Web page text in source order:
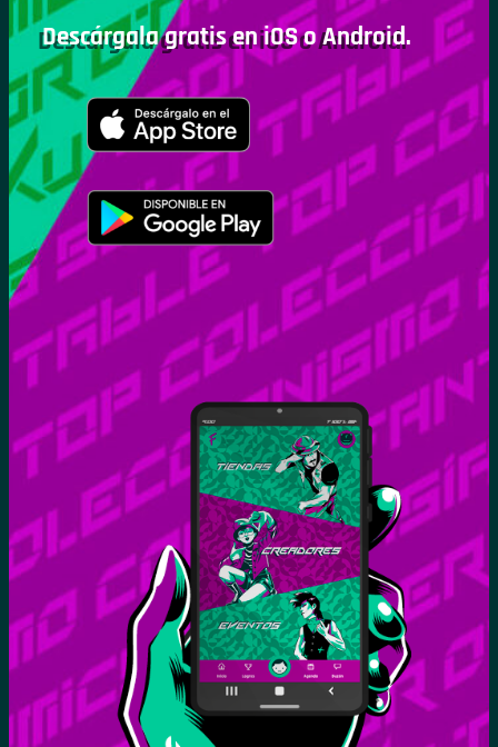
Descárgala gratis en iOS o Android.